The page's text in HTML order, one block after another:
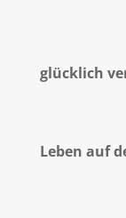
glücklich
Leben auf